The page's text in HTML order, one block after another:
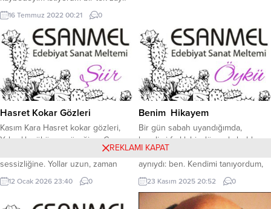
noktam var haksızlığa karşı
gelmektir insanlara yardım etmeyi
seviyorum zaten dinimizde bunu
emrediyor. Ayrıca insanlığın bir
gereğidir merhametli olmak
insanlara yardım etmek çocukları
hayvanları yaşlı insanlara kol kanat
gelmek insanlığın bir gereğidir evet
16 Temmuz 2022 00:21 0
Hasret Kokar Gözleri
Kasım Kara Hasret kokar gözleri,
Yalnızlık çökünce yüreğine, Gece
ağırdır, sözler suskun, İçin üşür
sessizliğine. Yollar uzun, zaman
kırgın, Bir adın kalır dilimde,
Beklemekten yorulur kalp, Sensizlik
12 Ocak 2026 23:40 0
Benim Hikayem
Bir gün sabah uyandığımda,
kendimi farklı bir dünyada buldum.
Her şey çok farklıydı, ama bir şey
aynıydı: ben. Kendimi tanıyordum,
ama çevremdeki her şey
yabancıydı. Neler olduğunu
anlamaya çalışırken, bir ses
23 Kasım 2025 20:52 0
REKLAMI KAPAT